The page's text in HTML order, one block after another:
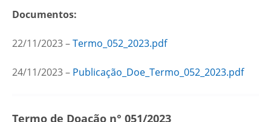
Documentos:
22/11/2023 –Termo_052_2023.pdf
24/11/2023 – Publicação_Doe_Termo_052_2023.pdf
Termo de Doação n° 051/2023